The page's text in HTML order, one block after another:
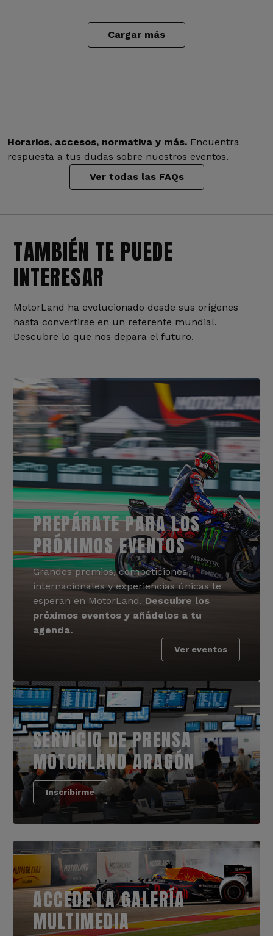
Cargar más
Horarios, accesos, normativa y más. Encuentra
respuesta a tus dudas sobre nuestros eventos.
Ver todas las FAQs
TAMBIÉN TE PUEDE
INTERESAR
MotorLand ha evolucionado desde sus orígenes
hasta convertirse en un referente mundial.
Descubre lo que nos depara el futuro.
PREPÁRATE PARA LOS
PRÓXIMOS EVENTOS
Grandes premios, competiciones
internacionales y experiencias únicas te
esperan en MotorLand. Descubre los
próximos eventos y añádelos a tu
agenda.
Ver eventos
SERVICIO DE PRENSA
MOTORLAND ARAGÓN
Inscribirme
ACCEDE LA GALERÍA
MULTIMEDIA